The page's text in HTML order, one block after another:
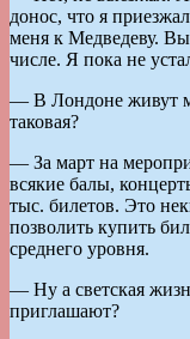
донос, что я
меня к Медведеву.
числе. Я пока не
— В Лондоне живут
таковая?
— За март на
всякие балы,
тыс. билетов. Это
позволить купить
среднего уровня.
— Ну а светская
приглашают?